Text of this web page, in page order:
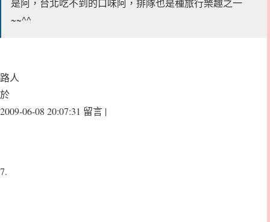
是阿，台北吃不到的口味阿，排隊也是種旅行樂趣之一
~~^^
路人
於
2009-06-08 20:07:31 留言 |
7.